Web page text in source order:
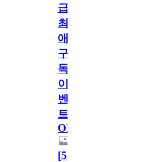
급!
최
애
구
독
이
벤
트
OPEN!
[5]